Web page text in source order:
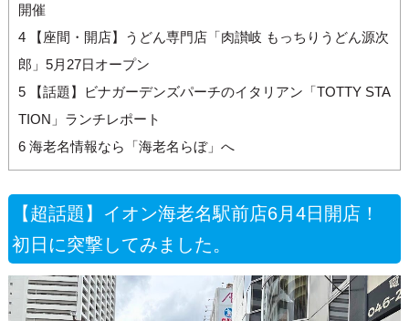
開催
4【座間・開店】うどん専門店「肉讃岐 もっちりうどん源次
郎」5月27日オープン
5【話題】ビナガーデンズパーチのイタリアン「TOTTY STA
TION」ランチレポート
6海老名情報なら「海老名らぼ」へ
【超話題】イオン海老名駅前店6月4日開店！
初日に突撃してみました。